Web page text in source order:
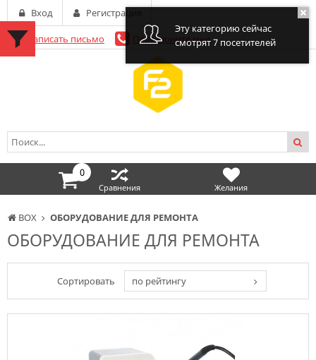
BOX ОБОРУДОВАНИЕ ДЛЯ РЕМОНТА
ОБОРУДОВАНИЕ ДЛЯ РЕМОНТА
Сортировать по рейтингу
Написать письмо Перезвоните мне
Вход Регистрация
0
Сравнения Желания
Эту категорию сейчас
смотрят 7 посетителей